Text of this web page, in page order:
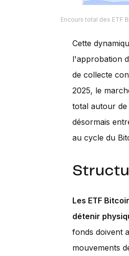
Encours total des ETF
Cette
l'approbation
de collecte
2025, le
total autour de
désormais
au cycle du
Les ETF
détenir
fonds doivent
mouvements